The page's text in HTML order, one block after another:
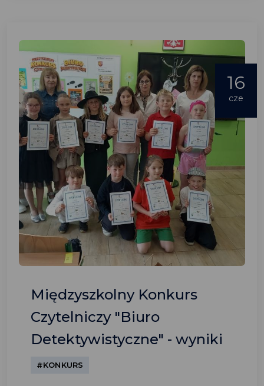
16
cze
Międzyszkolny Konkurs
Czytelniczy "Biuro
Detektywistyczne" - wyniki
#KONKURS